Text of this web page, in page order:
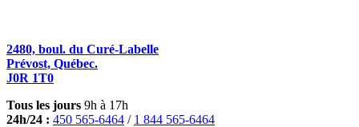
2480, boul. du Curé-Labelle
Prévost, Québec.
J0R 1T0
Tous les jours 9h à 17h
24h/24 : 450 565-6464 / 1 844 565-6464